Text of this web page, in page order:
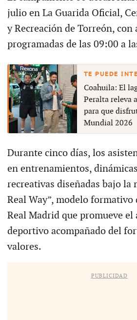
julio en La Guarida Oficial,
y Recreación de Torreón, con
programadas de las 09:00 a
Coahuila: El
Peralta releva
para que
Mundial 2026
Durante cinco días, los
en entrenamientos,
recreativas diseñadas bajo la
Real Way”, modelo formativo
Real Madrid que promueve el
deportivo acompañado del
valores.
PUBLICIDAD